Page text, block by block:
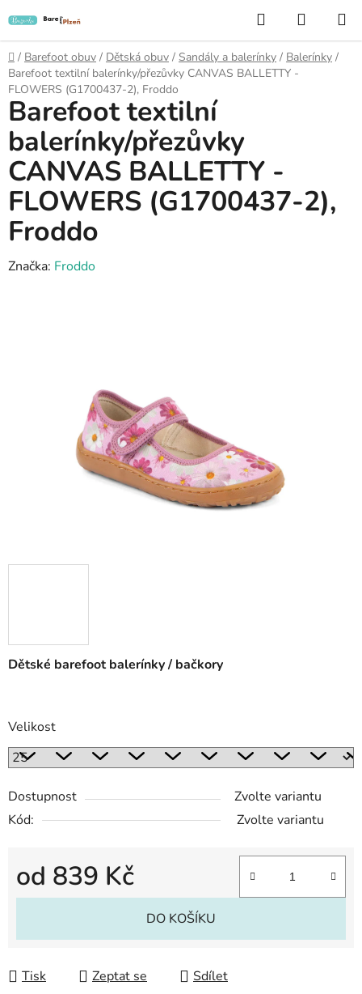
na
obsah
Hledat
KOŠÍK
Domů
/ Barefoot obuv / Dětská obuv / Sandály a balerínky / Balerínky /
Barefoot textilní balerínky/přezůvky CANVAS BALLETTY -
FLOWERS (G1700437-2), Froddo
Dětské barefoot balerínky / bačkory
Velikost
Dostupnost
Zvolte variantu
Kód:
Zvolte variantu
od 839 Kč
Měrná cena:
DO KOŠÍKU
Tisk Zeptat se Sdílet
Barefoot textilní
balerínky/přezůvky
CANVAS BALLETTY -
FLOWERS (G1700437-2),
Froddo
Značka: Froddo